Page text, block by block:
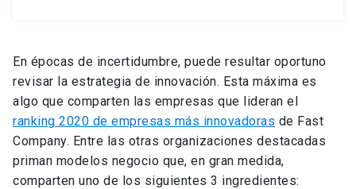
En épocas de incertidumbre, puede resultar oportuno
revisar la estrategia de innovación. Esta máxima es
algo que comparten las empresas que lideran el
ranking 2020 de empresas más innovadoras de Fast
Company. Entre las otras organizaciones destacadas
priman modelos negocio que, en gran medida,
comparten uno de los siguientes 3 ingredientes: